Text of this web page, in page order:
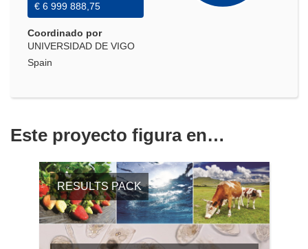
€ 6 999 888,75
Coordinado por
UNIVERSIDAD DE VIGO
Spain
Este proyecto figura en…
RESULTS PACK